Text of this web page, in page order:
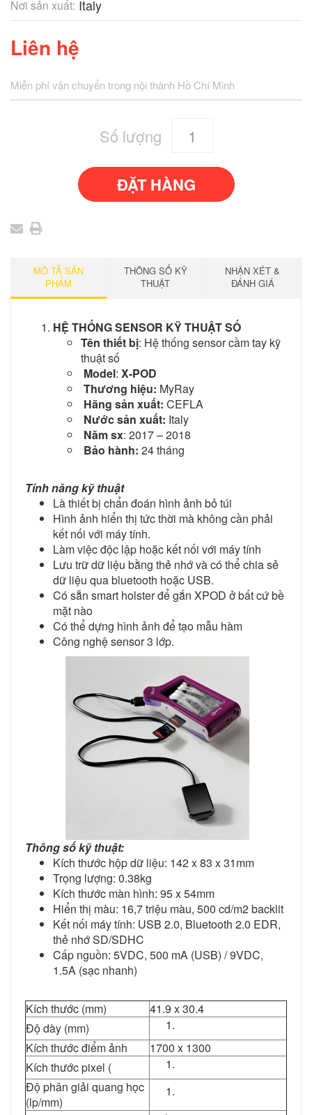
Nơi sản xuất: Italy
Liên hệ
Miễn phí vận chuyển trong nội thành Hồ Chí Minh
Số lượng
MÔ TẢ SẢN
PHẨM
THÔNG SỐ KỸ
THUẬT
NHẬN XÉT &
ĐÁNH GIÁ
HỆ THỐNG SENSOR KỸ THUẬT SỐ
Tên thiết bị: Hệ thống sensor cầm tay kỹ
thuật số
Model: X-POD
Thương hiệu: MyRay
Hãng sản xuất: CEFLA
Nước sản xuất: Italy
Năm sx: 2017 – 2018
Bảo hành: 24 tháng
Tính năng kỹ thuật
Là thiết bị chẩn đoán hình ảnh bỏ túi
Hình ảnh hiển thị tức thời mà không cần phải
kết nối với máy tính.
Làm việc độc lập hoặc kết nối với máy tính
Lưu trữ dữ liệu bằng thẻ nhớ và có thể chia sẻ
dữ liệu qua bluetooth hoặc USB.
Có sẵn smart holster để gắn XPOD ở bất cứ bề
mặt nào
Có thể dựng hình ảnh để tạo mẫu hàm
Công nghệ sensor 3 lớp.
Thông số kỹ thuật:
Kích thước hộp dữ liệu: 142 x 83 x 31mm
Trọng lượng: 0.38kg
Kích thước màn hình: 95 x 54mm
Hiển thị màu: 16,7 triệu màu, 500 cd/m2 backlit
Kết nối máy tính: USB 2.0, Bluetooth 2.0 EDR,
thẻ nhớ SD/SDHC
Cấp nguồn: 5VDC, 500 mA (USB) / 9VDC,
1.5A (sạc nhanh)
Kích thước (mm)
41.9 x 30.4
Độ dày (mm)
Kích thước điểm ảnh
1700 x 1300
Kích thước pixel (
Độ phân giải quang học
(lp/mm)